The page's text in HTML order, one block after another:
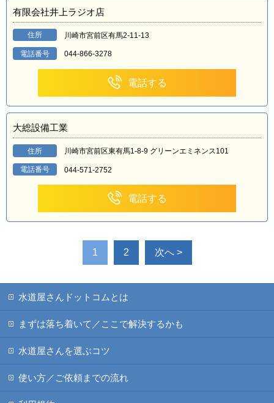
有限会社井上ラジオ店
住所 川崎市宮前区有馬2-11-13
電話番号 044-866-3278
電話する
大総設備工業
住所 川崎市宮前区東有馬1-8-9 グリーンエミネンス101
電話番号 044-571-2752
電話する
1 2 次へ >
水道屋さんドットコムとは
まずは落ち着いて／ここで解決するかも
水道屋さんを選ぶコツ
使い方／ご依頼までの流れ